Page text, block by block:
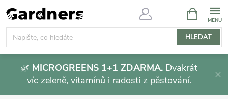
Přejít
na
obsah
HLEDAT
NÁKUPNÍ
KOŠÍK
🌿 MICROGREENS 1+1 ZDARMA. Dvakrát
víc zeleně, vitamínů i radosti z pěstování.